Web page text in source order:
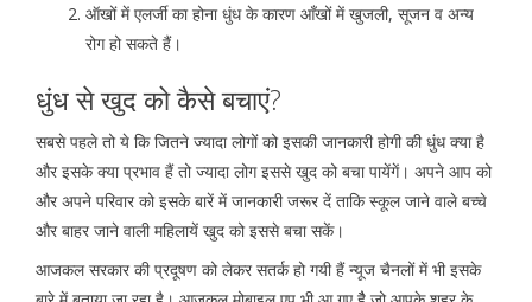
ऑखों में एलर्जी का होना धुंध के कारण आँखों में खुजली, सूजन व अन्य
रोग हो सकते हैं।
धुंध से खुद को कैसे बचाएं?
सबसे पहले तो ये कि जितने ज्यादा लोगों को इसकी जानकारी होगी की धुंध क्या है
और इसके क्या प्रभाव हैं तो ज्यादा लोग इससे खुद को बचा पायेंगें। अपने आप को
और अपने परिवार को इसके बारें में जानकारी जरूर दें ताकि स्कूल जाने वाले बच्चे
और बाहर जाने वाली महिलायें खुद को इससे बचा सकें।
आजकल सरकार की प्रदूषण को लेकर सतर्क हो गयी हैं न्यूज चैनलों में भी इसके